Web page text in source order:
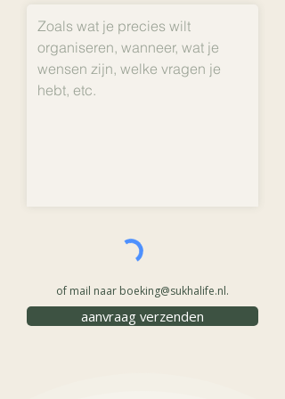
of mail naar boeking@sukhalife.nl.
aanvraag verzenden